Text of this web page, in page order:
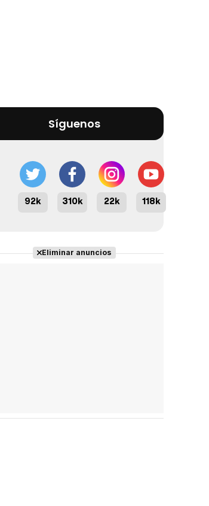
Síguenos
92k 310k 22k 118k
Eliminar anuncios